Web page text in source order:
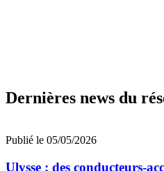
Dernières news du
Publié le 05/05/2026
Ulysse : des conducteurs-